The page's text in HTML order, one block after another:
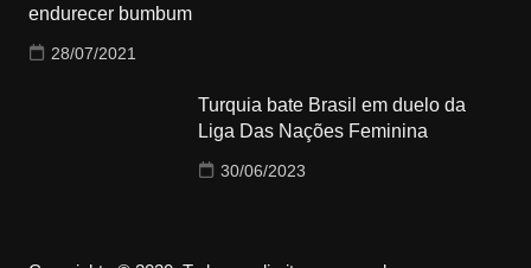
endurecer bumbum
28/07/2021
Turquia bate Brasil em duelo da
Liga Das Nações Feminina
30/06/2023